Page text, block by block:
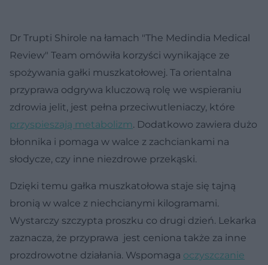
Dr Trupti Shirole na łamach "The Medindia Medical
Review" Team omówiła korzyści wynikające ze
spożywania gałki muszkatołowej. Ta orientalna
przyprawa odgrywa kluczową rolę we wspieraniu
zdrowia jelit, jest pełna przeciwutleniaczy, które
przyspieszają metabolizm. Dodatkowo zawiera dużo
błonnika i pomaga w walce z zachciankami na
słodycze, czy inne niezdrowe przekąski.
Dzięki temu gałka muszkatołowa staje się tajną
bronią w walce z niechcianymi kilogramami.
Wystarczy szczypta proszku co drugi dzień. Lekarka
zaznacza, że przyprawa jest ceniona także za inne
prozdrowotne działania. Wspomaga oczyszczanie